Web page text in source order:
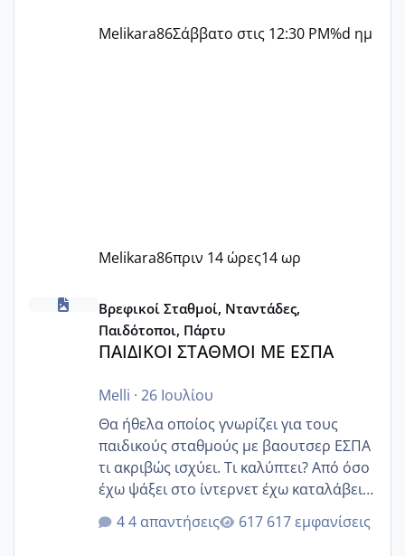
Melikara86Σάββατο στις 12:30 PM%d ημ
Melikara86πριν 14 ώρες14 ωρ
ΠΑΙΔΙΚΟΙ ΣΤΑΘΜΟΙ ΜΕ ΕΣΠΑ
Βρεφικοί Σταθμοί, Νταντάδες,
Παιδότοποι, Πάρτυ
ΠΑΙΔΙΚΟΙ ΣΤΑΘΜΟΙ ΜΕ ΕΣΠΑ
Melli · 26 Ιουλίου
Θα ήθελα οποίος γνωρίζει για τους
παιδικούς σταθμούς με βαουτσερ ΕΣΠΑ
τι ακριβώς ισχύει. Τι καλύπτει? Από όσο
έχω ψάξει στο ίντερνετ έχω καταλάβει
ότι το βαουτσερ καλύπτει όλα τα
δίδακτρα και τα τροφεια του ιδιωτικού
4 απαντήσεις 617 εμφανίσεις